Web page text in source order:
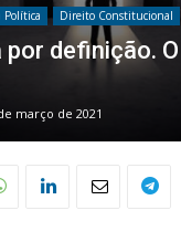
Política Direito Constitucional
por definição.
março de 2021